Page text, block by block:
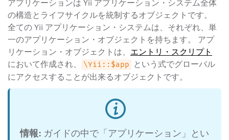
アプリケーションは Yii アプリケーション・システム全体
の構造とライフサイクルを統制するオブジェクトです。
全ての Yii アプリケーション・システムは、それぞれ、単
一のアプリケーション・オブジェクトを持ちます。 アプ
リケーション・オブジェクトは、 エントリ・スクリプト
において作成され、
\Yii::$app
という式でグローバル
にアクセスすることが出来るオブジェクトです。
情報: ガイドの中で「アプリケーション」とい